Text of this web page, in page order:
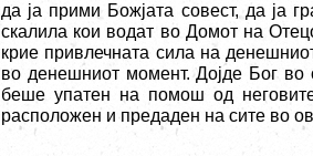
да ја прими Божјата совест, да ја
скалила кои водат во Домот на
крие привлечната сила на
во денешниот момент. Дојде Бог во
беше упатен на помош од
расположен и предаден на сите во